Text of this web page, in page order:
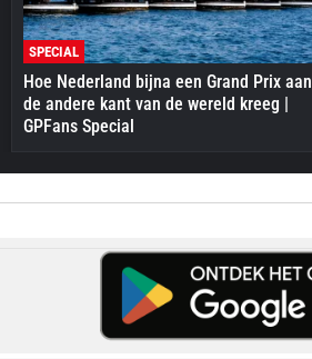
SPECIAL
Hoe Nederland bijna een Grand Prix aan
de andere kant van de wereld kreeg |
GPFans Special